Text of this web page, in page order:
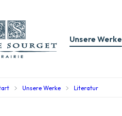
Unsere Werke
Unsere Werke Literatur